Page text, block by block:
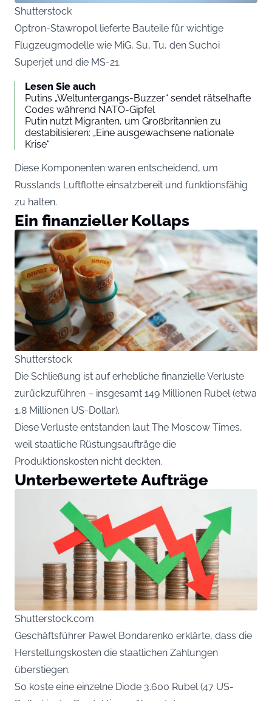
Shutterstock
Optron-Stawropol lieferte Bauteile für wichtige
Flugzeugmodelle wie MiG, Su, Tu, den Suchoi
Superjet und die MS-21.
Lesen Sie auch
Putins „Weltuntergangs-Buzzer“ sendet rätselhafte
Codes während NATO-Gipfel
Putin nutzt Migranten, um Großbritannien zu
destabilisieren: „Eine ausgewachsene nationale
Krise“
Diese Komponenten waren entscheidend, um
Russlands Luftflotte einsatzbereit und funktionsfähig
zu halten.
Ein finanzieller Kollaps
Shutterstock
Die Schließung ist auf erhebliche finanzielle Verluste
zurückzuführen – insgesamt 149 Millionen Rubel (etwa
1,8 Millionen US-Dollar).
Diese Verluste entstanden laut The Moscow Times,
weil staatliche Rüstungsaufträge die
Produktionskosten nicht deckten.
Unterbewertete Aufträge
Shutterstock.com
Geschäftsführer Pawel Bondarenko erklärte, dass die
Herstellungskosten die staatlichen Zahlungen
überstiegen.
So koste eine einzelne Diode 3.600 Rubel (47 US-